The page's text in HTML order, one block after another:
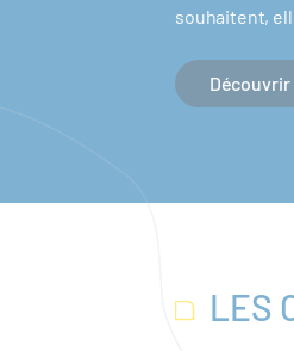
souhaitent,
Découvrir
LES